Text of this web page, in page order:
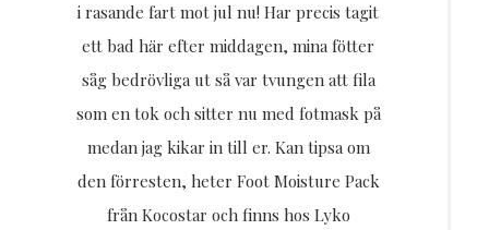
i rasande fart mot jul nu! Har precis tagit
ett bad här efter middagen, mina fötter
såg bedrövliga ut så var tvungen att fila
som en tok och sitter nu med fotmask på
medan jag kikar in till er. Kan tipsa om
den förresten, heter Foot Moisture Pack
från Kocostar och finns hos Lyko